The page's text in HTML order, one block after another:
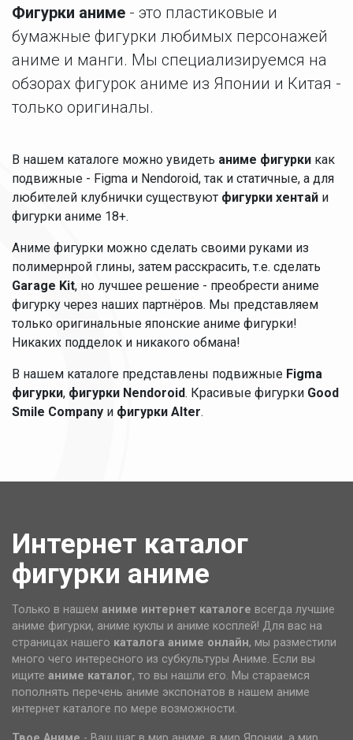
Фигурки аниме - это пластиковые и
бумажные фигурки любимых персонажей
аниме и манги. Мы специализируемся на
обзорах фигурок аниме из Японии и Китая -
только оригиналы.
В нашем каталоге можно увидеть аниме фигурки как
подвижные - Figma и Nendoroid, так и статичные, а для
любителей клубнички существуют фигурки хентай и
фигурки аниме 18+.
Аниме фигурки можно сделать своими руками из
полимернрой глины, затем расскрасить, т.е. сделать
Garage Kit, но лучшее решение - преобрести аниме
фигурку через наших партнёров. Мы представляем
только оригинальные японские аниме фигурки!
Никаких подделок и никакого обмана!
В нашем каталоге представлены подвижные Figma
фигурки, фигурки Nendoroid. Красивые фигурки Good
Smile Company и фигурки Alter.
Интернет каталог
фигурки аниме
Только в нашем аниме интернет каталоге всегда лучшие
аниме фигурки, аниме куклы и аниме косплей! Для вас на
страницах нашего каталога аниме онлайн, мы разместили
много чего интересного из субкультуры Аниме. Если вы
ищите аниме каталог, то вы нашли его. Мы стараемся
пополнять перечень аниме экспонатов в нашем аниме
интернет каталоге по мере возможности.